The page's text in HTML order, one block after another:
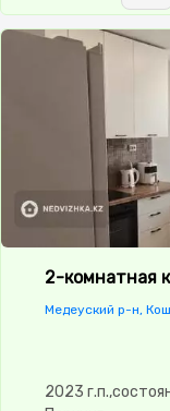
2-комнатная
Медеуский р-н,
2023